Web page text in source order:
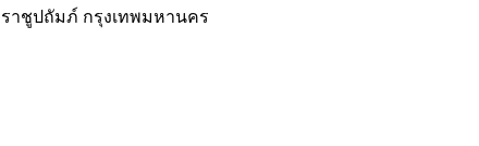
าชูปถัมภ์ กรุงเทพมหานคร